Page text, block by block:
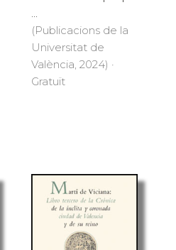
...
(Publicacions de la
Universitat de
València, 2024) ·
Gratuït